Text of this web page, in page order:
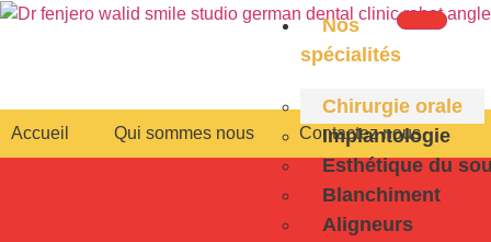
Nos
spécialités
Chirurgie orale
Implantologie
Esthétique du
Blanchiment
Aligneurs
Accueil Qui sommes nous Contactez nous